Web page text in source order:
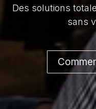
Des solutions
sans